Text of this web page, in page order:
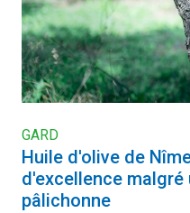
GARD
Huile d'olive de
d'excellence malgré
pâlichonne